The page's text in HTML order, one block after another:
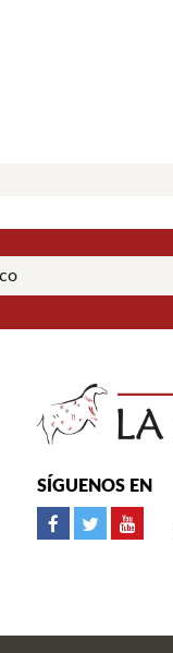
SÍGUENOS EN